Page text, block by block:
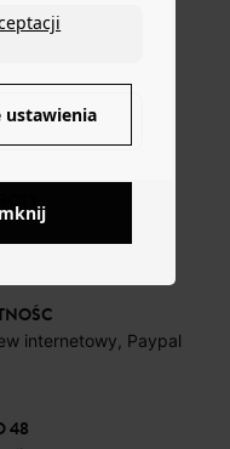
internetowy, Paypal
48
ustawienia